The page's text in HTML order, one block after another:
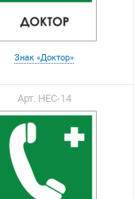
Знак «Доктор»
Арт. НЕС-14